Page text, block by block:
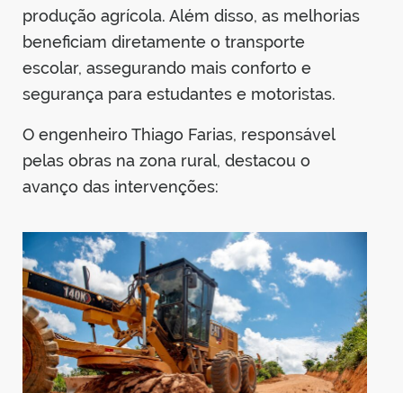
produção agrícola. Além disso, as melhorias
beneficiam diretamente o transporte
escolar, assegurando mais conforto e
segurança para estudantes e motoristas.
O engenheiro Thiago Farias, responsável
pelas obras na zona rural, destacou o
avanço das intervenções: